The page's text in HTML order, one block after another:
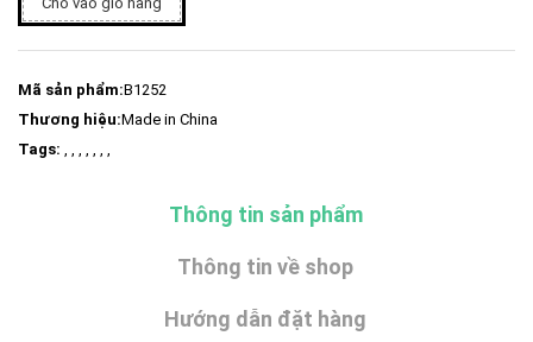
Mã sản phẩm:B1252
Thương hiệu:Made in China
Tags: , , , , , , ,
Thông tin sản phẩm
Thông tin về shop
Hướng dẫn đặt hàng